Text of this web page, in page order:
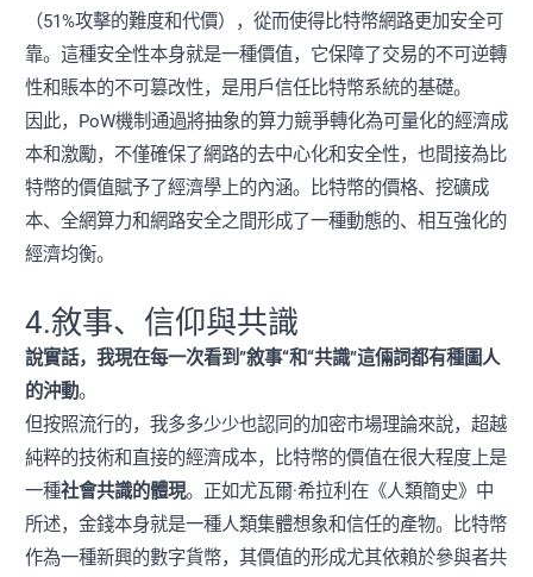
（51%攻擊的難度和代價），從而使得比特幣網路更加安全可
靠。這種安全性本身就是一種價值，它保障了交易的不可逆轉
性和賬本的不可篡改性，是用戶信任比特幣系統的基礎。
因此，PoW機制通過將抽象的算力競爭轉化為可量化的經濟成
本和激勵，不僅確保了網路的去中心化和安全性，也間接為比
特幣的價值賦予了經濟學上的內涵。比特幣的價格、挖礦成
本、全網算力和網路安全之間形成了一種動態的、相互強化的
經濟均衡。
4.敘事、信仰與共識
說實話，我現在每一次看到”敘事“和“共識”這倆詞都有種圖人
的沖動。
但按照流行的，我多多少少也認同的加密市場理論來說，超越
純粹的技術和直接的經濟成本，比特幣的價值在很大程度上是
一種社會共識的體現。正如尤瓦爾·希拉利在《人類簡史》中
所述，金錢本身就是一種人類集體想象和信任的產物。比特幣
作為一種新興的數字貨幣，其價值的形成尤其依賴於參與者共